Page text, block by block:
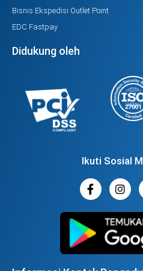
Bisnis Ekspedisi Outlet Point
EDC Fastpay
Didukung oleh
Ikuti Sosial